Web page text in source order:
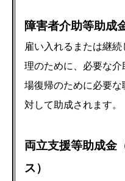
障害者介助等助成
雇い入れるまたは継
理のために、必要な
場復帰のために必要
対して助成されます。
両立支援等助成金
ス）